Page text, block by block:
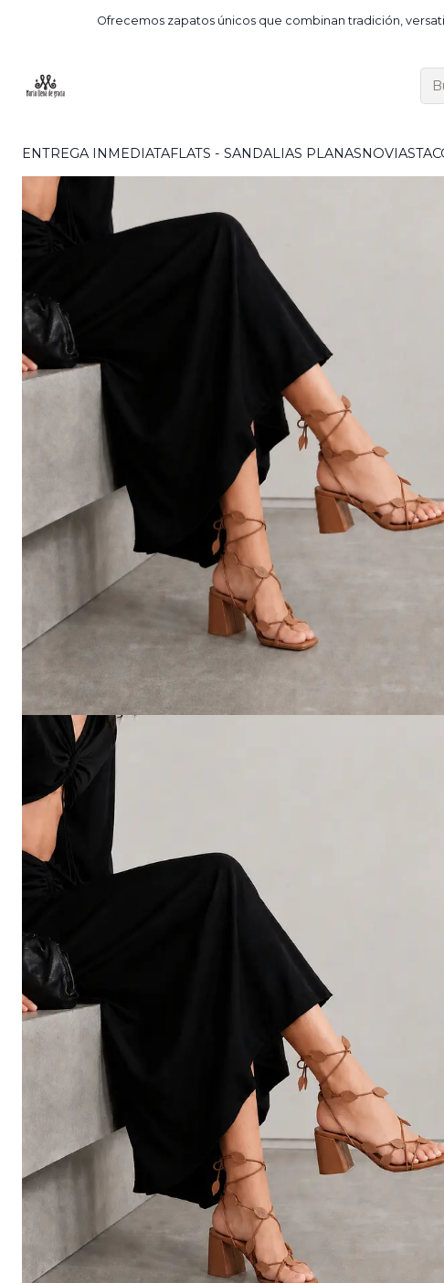
ENTREGA INMEDIATAFLATS - SANDALIAS PLANASNOVIAS
Ofrecemos zapatos únicos que combinan tradición,
Inicio Comprar